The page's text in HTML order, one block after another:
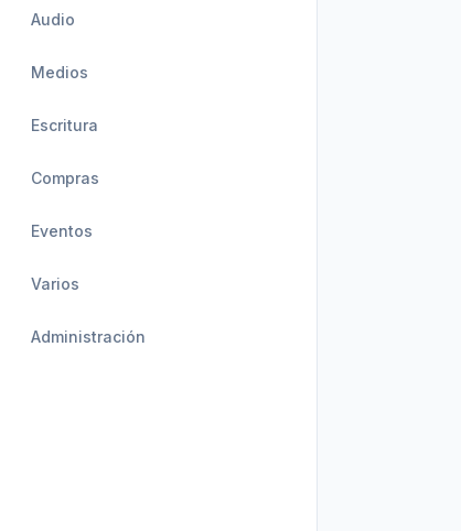
Audio
Medios
Escritura
Compras
Eventos
Varios
Administración